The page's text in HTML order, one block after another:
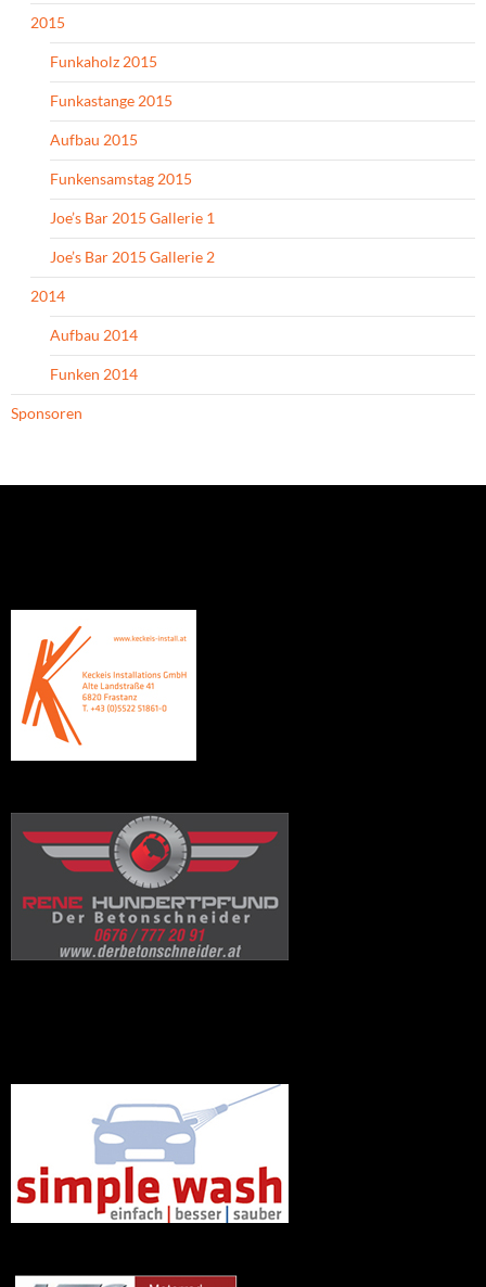
2015
Funkaholz 2015
Funkastange 2015
Aufbau 2015
Funkensamstag 2015
Joe’s Bar 2015 Gallerie 1
Joe’s Bar 2015 Gallerie 2
2014
Aufbau 2014
Funken 2014
Sponsoren